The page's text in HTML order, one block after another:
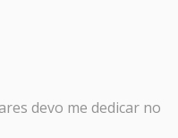
devo me dedicar no